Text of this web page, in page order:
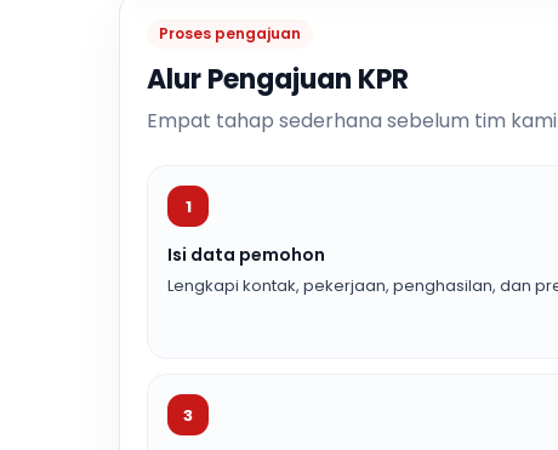
Proses pengajuan
Alur Pengajuan KPR
Empat tahap sederhana sebelum tim
1
Isi data pemohon
Lengkapi kontak, pekerjaan, penghasilan, dan
3